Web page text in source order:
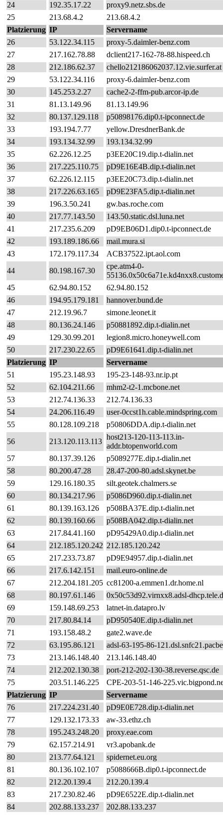
24
192.35.17.22
proxy9.netz.sbs.de
25
213.68.4.2
213.68.4.2
Platzierung IP
Servername
26
53.122.34.115
proxy-5.daimler-benz.com
27
217.162.78.88
dclient217-162-78-88.hispeed.ch
28
212.186.62.37
chello212186062037.12.vie.surfer.at
29
53.122.34.116
proxy-6.daimler-benz.com
30
145.253.2.27
cache2-2-ffm-pub.arcor-ip.de
31
81.13.149.96
81.13.149.96
32
80.137.129.118
p50898176.dip0.t-ipconnect.de
33
193.194.7.77
yellow.DresdnerBank.de
34
193.134.32.99
193.134.32.99
35
62.226.12.25
p3EE20C19.dip.t-dialin.net
36
217.225.110.75
pD9E16E4B.dip.t-dialin.net
37
62.226.12.115
p3EE20C73.dip.t-dialin.net
38
217.226.63.165
pD9E23FA5.dip.t-dialin.net
39
196.3.50.241
gw.bas.roche.com
40
217.77.143.50
143.50.static.dsl.luna.net
41
217.235.6.209
pD9EB06D1.dip0.t-ipconnect.de
42
193.189.186.66
mail.mura.si
43
172.179.117.34
ACB37522.ipt.aol.com
44
80.198.167.30
cpe.atm4-0-
45
62.94.80.152
62.94.80.152
46
194.95.179.181
hannover.bund.de
47
212.19.96.7
simone.leonet.it
48
80.136.24.146
p50881892.dip.t-dialin.net
49
129.30.99.201
legion8.micro.honeywell.com
50
217.230.22.65
pD9E61641.dip.t-dialin.net
Platzierung IP
Servername
51
195.23.148.93
195-23-148-93.nr.ip.pt
52
62.104.211.66
mhm2-t2-1.mcbone.net
53
212.74.136.33
212.74.136.33
54
24.206.116.49
user-0ccst1h.cable.mindspring.com
55
80.128.109.218
p50806DDA.dip.t-dialin.net
56
213.120.113.113
host213-120-113-113.in-
addr.btopenworld.com
57
80.137.39.126
p5089277E.dip.t-dialin.net
58
80.200.47.28
28.47-200-80.adsl.skynet.be
59
129.16.180.35
silt.geotek.chalmers.se
60
80.134.217.96
p5086D960.dip.t-dialin.net
61
80.139.163.126
p508BA37E.dip.t-dialin.net
62
80.139.160.66
p508BA042.dip.t-dialin.net
63
217.84.41.160
pD95429A0.dip.t-dialin.net
64
212.185.120.242 212.185.120.242
65
217.233.73.87
pD9E94957.dip.t-dialin.net
66
217.6.142.151
mail.euro-online.de
67
212.204.181.205 cc81200-a.emmen1.dr.home.nl
68
80.197.61.146
0x50c53d92.virnxx8.adsl-
69
159.148.69.253
latnet-in.datapro.lv
70
217.80.84.14
pD950540E.dip.t-dialin.net
71
193.158.48.2
gate2.wave.de
72
63.195.86.121
adsl-63-195-86-
73
213.146.148.40
213.146.148.40
74
212.202.130.38
port-212-202-130-38.reverse.qsc.de
75
203.51.146.225
CPE-203-51-146-
Platzierung IP
Servername
76
217.224.231.40
pD9E0E728.dip.t-dialin.net
77
129.132.173.33
aw-33.ethz.ch
78
195.243.248.20
proxy.eae.com
79
62.157.214.91
vr3.apobank.de
80
213.77.64.121
spidernet.eu.org
81
80.136.102.107
p5088666B.dip0.t-ipconnect.de
82
212.20.139.4
212.20.139.4
83
217.230.82.46
pD9E6522E.dip.t-dialin.net
84
202.88.133.237 202.88.133.237